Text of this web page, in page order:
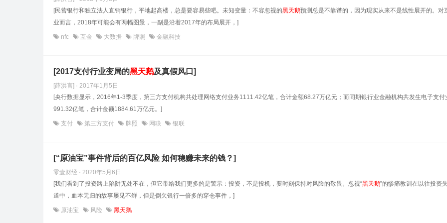
[民营银行和独立法人直销银行，平地起高楼，总是要容易些吧。未知变量：不容忽视的黑天鹅预测总是不靠谱的，因为现实从来不是线性展开的。对
业而言，2018年可能会有两幅图景，一副是沿着2017年的布局展开，]
nfc 互金 大数据 牌照 金融科技
[2017支付行业变局的黑天鹅及真假风口]
[薛洪言] · 2017年1月5日
[央行数据显示，2016年1-3季度，第三方支付机构共处理网络支付业务1111.42亿笔，合计金额68.27万亿元；而同期银行业金融机构共发生电子支付
991.32亿笔，合计金额1884.61万亿元。]
支付 第三方支付 牌照 网联 银联
[“原油宝”事件背后的百亿风险 如何稳赚未来的钱？]
零壹财经 · 2020年5月6日
[我们看到了投资路上陷阱无处不在，但它带给我们更多的是警示：投资，不是投机，要时刻保持对风险的敬畏。忽视“黑天鹅”的惨痛教训在以往投资
道中，血本无归的故事屡见不鲜，但是倒欠银行一倍多的穿仓事件，]
原油宝 风险 黑天鹅